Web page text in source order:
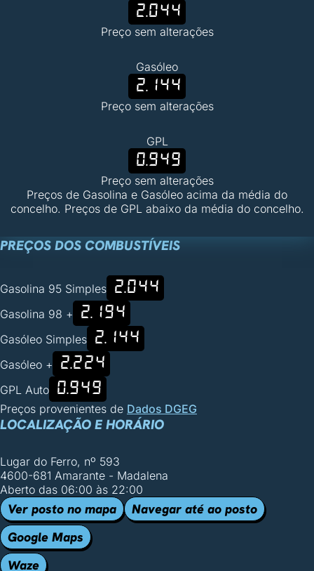
2.044
Preço sem alterações
Gasóleo
2.144
Preço sem alterações
GPL
0.949
Preço sem alterações
Preços de Gasolina e Gasóleo acima da média do
concelho. Preços de GPL abaixo da média do concelho.
PREÇOS DOS COMBUSTÍVEIS
Gasolina 95 Simples 2.044
Gasolina 98 + 2.194
Gasóleo Simples 2.144
Gasóleo + 2.224
GPL Auto 0.949
Preços provenientes de Dados DGEG
LOCALIZAÇÃO E HORÁRIO
Lugar do Ferro, nº 593
4600-681 Amarante - Madalena
Aberto das 06:00 às 22:00
Ver posto no mapa
Navegar até ao posto
Google Maps
Waze